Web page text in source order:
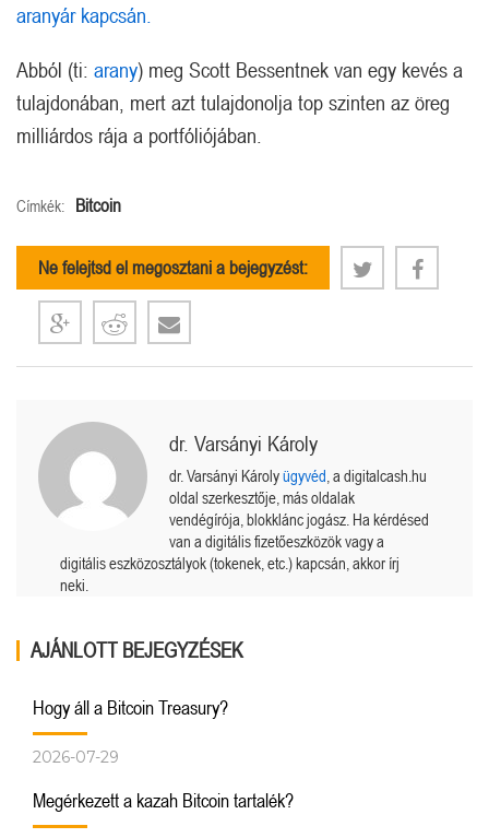
aranyár kapcsán.
Abból (ti: arany) meg Scott Bessentnek van egy kevés a
tulajdonában, mert azt tulajdonolja top szinten az öreg
milliárdos rája a portfóliójában.
Címkék: Bitcoin
Ne felejtsd el megosztani a bejegyzést:
dr. Varsányi Károly
dr. Varsányi Károlyügyvéd , a digitalcash.hu
oldal szerkesztője, más oldalak
vendégírója, blokklánc jogász. Ha kérdésed
van a digitális fizetőeszközök vagy a
digitális eszközosztályok (tokenek, etc.) kapcsán, akkor írj
neki.
AJÁNLOTT BEJEGYZÉSEK
Hogy áll a Bitcoin Treasury?
2026-07-29
Megérkezett a kazah Bitcoin tartalék?